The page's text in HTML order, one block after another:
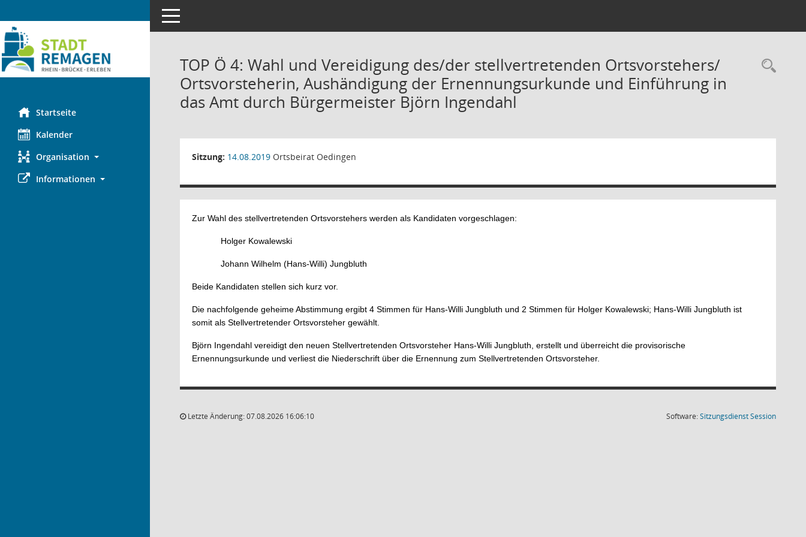
Startseite
Kalender
Organisation
Informationen
Toggle navigation
TOP Ö 4: Wahl und Vereidigung des/der stellvertretenden Ortsvorstehers/
Ortsvorsteherin, Aushändigung der Ernennungsurkunde und Einführung in
das Amt durch Bürgermeister Björn Ingendahl
Sitzung: 14.08.2019 Ortsbeirat Oedingen
Zur Wahl des stellvertretenden Ortsvorstehers werden als Kandidaten vorgeschlagen:
Holger Kowalewski
Johann Wilhelm (Hans-Willi) Jungbluth
Beide Kandidaten stellen sich kurz vor.
Die nachfolgende geheime Abstimmung ergibt 4 Stimmen für Hans-Willi Jungbluth und 2 Stimmen für Holger Kowalewski; Hans-Willi Jungbluth ist
somit als Stellvertretender Ortsvorsteher gewählt.
Björn Ingendahl vereidigt den neuen Stellvertretenden Ortsvorsteher Hans-Willi Jungbluth, erstellt und überreicht die provisorische
Ernennungsurkunde und verliest die Niederschrift über die Ernennung zum Stellvertretenden Ortsvorsteher.
Letzte Änderung: 07.08.2026 16:06:10 Software:SitzungsdienstSession(Wird in